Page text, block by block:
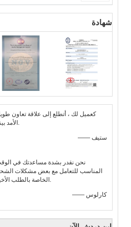
شهادة
كعميل لك ، أتطلع إلى علاقة تعاون
الأمد بيننا.
—— ستيف
نحن نقدر بشدة مساعدتك في
المناسب للتعامل مع بعض مشكلات
الخاصة بالطلب الأخير.
—— كارلوس